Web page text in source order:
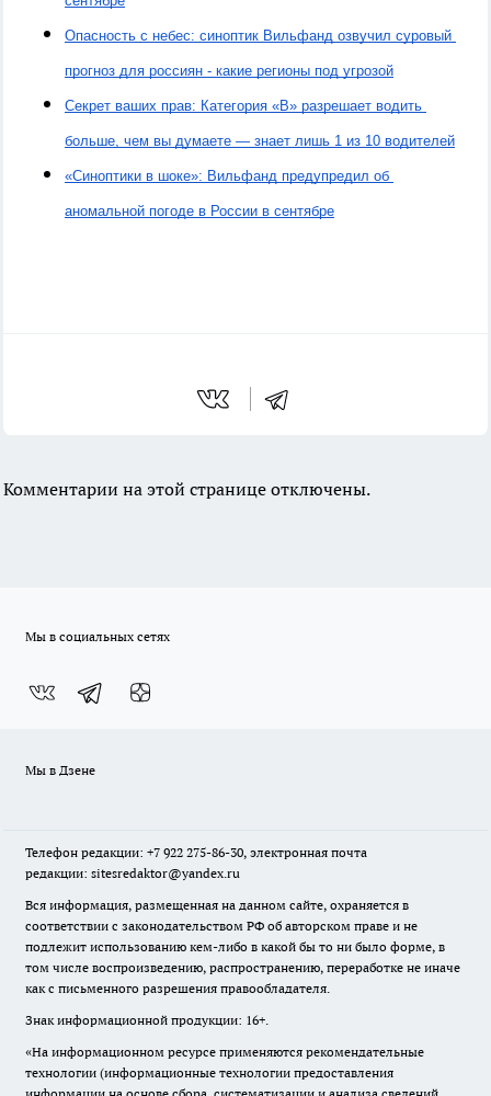
Опасность с небес: синоптик Вильфанд озвучил суровый
прогноз для россиян - какие регионы под угрозой
Секрет ваших прав: Категория «B» разрешает водить
больше, чем вы думаете — знает лишь 1 из 10 водителей
«Синоптики в шоке»: Вильфанд предупредил об
аномальной погоде в России в сентябре
Комментарии на этой странице отключены.
Мы в социальных сетях
Мы в Дзене
Телефон редакции: +7 922 275-86-30, электронная почта
редакции: sitesredaktor@yandex.ru
Вся информация, размещенная на данном сайте, охраняется в
соответствии с законодательством РФ об авторском праве и не
подлежит использованию кем-либо в какой бы то ни было форме, в
том числе воспроизведению, распространению, переработке не иначе
как с письменного разрешения правообладателя.
Знак информационной продукции: 16+.
«На информационном ресурсе применяются рекомендательные
технологии (информационные технологии предоставления